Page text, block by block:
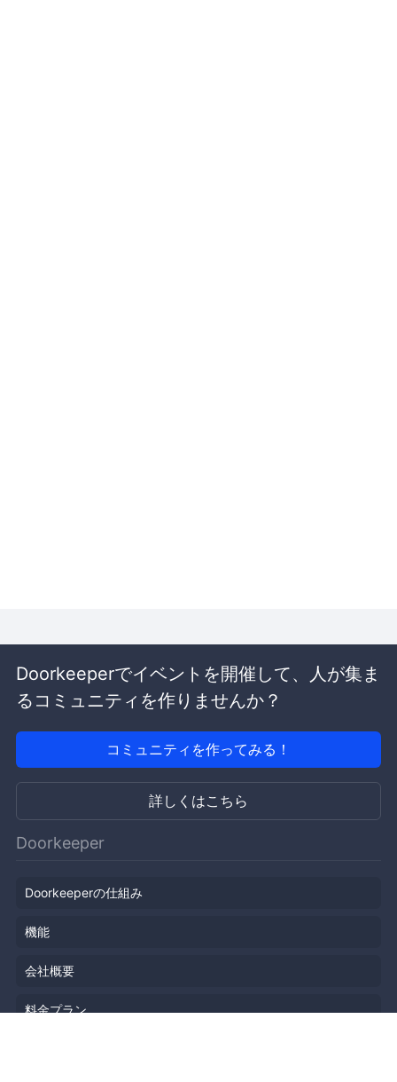
Doorkeeperでイベントを開催して、人が集ま
るコミュニティを作りませんか？
コミュニティを作ってみる！
詳しくはこちら
Doorkeeper
Doorkeeperの仕組み
機能
会社概要
料金プラン